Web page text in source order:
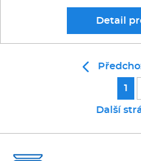
Detail
1
Další